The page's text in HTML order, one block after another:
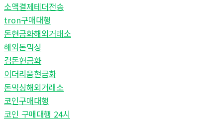
소액결제테더전송
tron구매대행
돈현금화해외거래소
해외돈믹싱
검돈현금화
이더리움현금화
돈믹싱해외거래소
코인구매대행
코인 구매대행 24시